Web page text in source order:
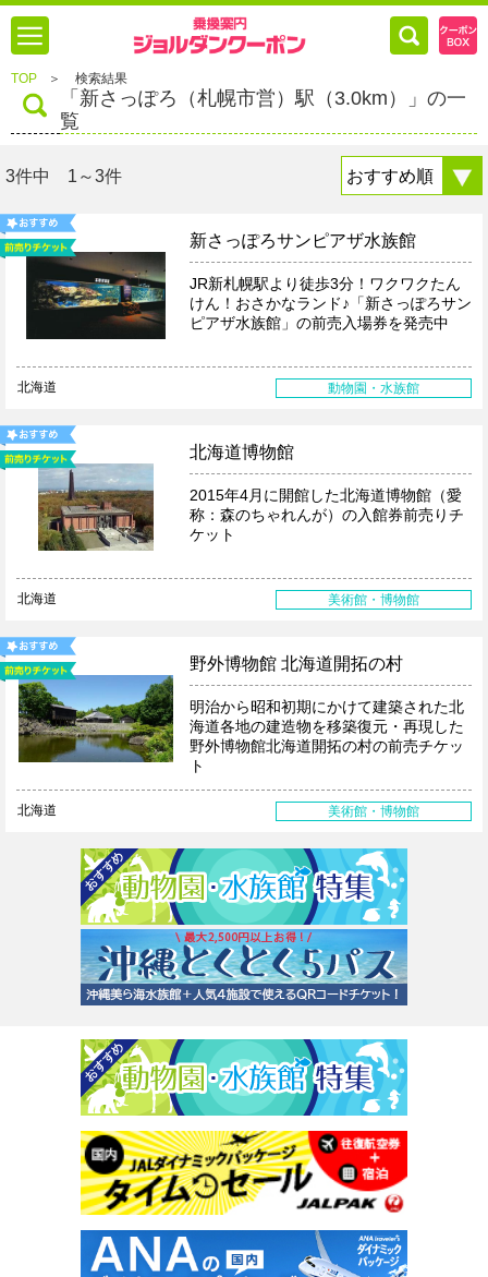
TOP ＞ 検索結果
「新さっぽろ（札幌市営）駅（3.0km）」の一
覧
3件中 1～3件
新さっぽろサンピアザ水族館
JR新札幌駅より徒歩3分！ワクワクたん
けん！おさかなランド♪「新さっぽろサン
ピアザ水族館」の前売入場券を発売中
北海道 動物園・水族館
北海道博物館
2015年4月に開館した北海道博物館（愛
称：森のちゃれんが）の入館券前売りチ
ケット
北海道 美術館・博物館
野外博物館 北海道開拓の村
明治から昭和初期にかけて建築された北
海道各地の建造物を移築復元・再現した
野外博物館北海道開拓の村の前売チケッ
ト
北海道 美術館・博物館